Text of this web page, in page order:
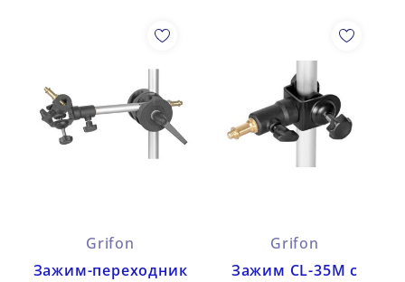
Grifon
Зажим-переходник
Grifon
Зажим CL-35M с